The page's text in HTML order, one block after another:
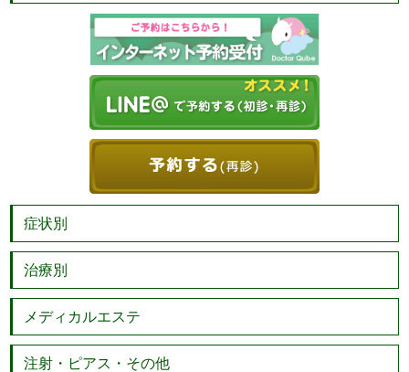
症状別
治療別
メディカルエステ
注射・ピアス・その他